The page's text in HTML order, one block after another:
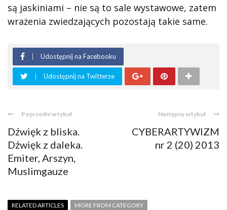
są jaskiniami – nie są to sale wystawowe, zatem
wrażenia zwiedzających pozostają takie same.
Udostępnij na Facebooku
Udostępnij na Twitterze
Poprzedni artykuł
Dźwięk z bliska.
Dźwięk z daleka.
Emiter, Arszyn,
Muslimgauze
Następny artykuł
CYBERARTYWIZM
nr 2 (20) 2013
RELATED ARTICLES MORE FROM CATEGORY